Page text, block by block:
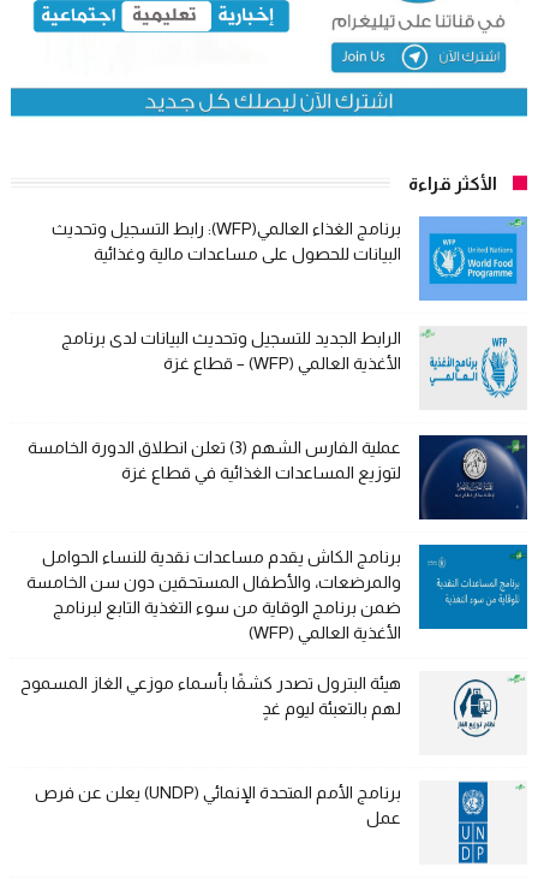
الأكثر قراءة
برنامج الغذاء العالمي(WFP): رابط التسجيل وتحديث
البيانات للحصول على مساعدات مالية وغذائية
الرابط الجديد للتسجيل وتحديث البيانات لدى برنامج
الأغذية العالمي (WFP) – قطاع غزة
عملية الفارس الشهم (3) تعلن انطلاق الدورة الخامسة
لتوزيع المساعدات الغذائية في قطاع غزة
برنامج الكاش يقدم مساعدات نقدية للنساء الحوامل
والمرضعات، والأطفال المستحقين دون سن الخامسة
ضمن برنامج الوقاية من سوء التغذية التابع لبرنامج
الأغذية العالمي (WFP)
هيئة البترول تصدر كشفًا بأسماء موزعي الغاز المسموح
لهم بالتعبئة ليوم غدٍ
برنامج الأمم المتحدة الإنمائي (UNDP) يعلن عن فرص
عمل